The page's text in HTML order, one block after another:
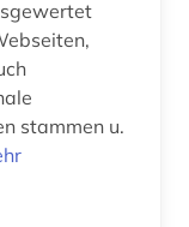
stammen u.